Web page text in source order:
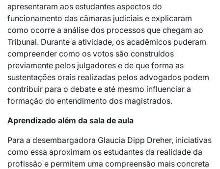
apresentaram aos estudantes aspectos do
funcionamento das câmaras judiciais e explicaram
como ocorre a análise dos processos que chegam ao
Tribunal. Durante a atividade, os acadêmicos puderam
compreender como os votos são construídos
previamente pelos julgadores e de que forma as
sustentações orais realizadas pelos advogados podem
contribuir para o debate e até mesmo influenciar a
formação do entendimento dos magistrados.
Aprendizado além da sala de aula
Para a desembargadora Glaucia Dipp Dreher, iniciativas
como essa aproximam os estudantes da realidade da
profissão e permitem uma compreensão mais concreta